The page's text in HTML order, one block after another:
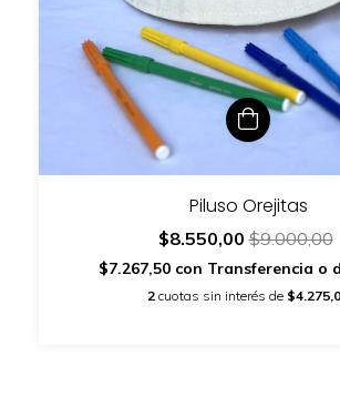
Piluso Orejitas
$8.550,00$9.000,00
$7.267,50 con Transferencia o
2 cuotas sin interés de